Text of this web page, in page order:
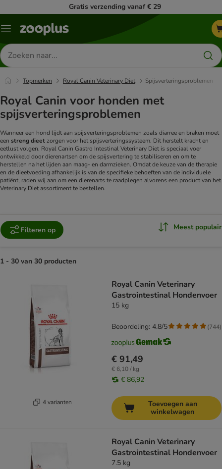
Gratis verzending vanaf € 29
Menu
Zoeken
naar
producten
Topmerken Royal Canin Veterinary Diet Spijsverteringsproblemen
Royal Canin voor honden met
spijsverteringsproblemen
Wanneer een hond lijdt aan spijsverteringsproblemen zoals diarree en braken moet
een streng dieetzorgen voor het spijsverteringssysteem. Dit herstelt kracht en
eetlust volgen. Royal Canin Gastro Intestinal Veterinary Diet is speciaal voer
ontwikkeld door dierenartsen om de spijsvertering te stabiliseren en om te
herstellen na het lijden aan maag- en darmzieken. Omdat de keuze van de therapie
en de dieetvoeding afhankelijk is van de specifieke behoeften van de individuele
patiënt, raden wij aan om een dierenarts te raadplegen alvorens een product van het
Veterinary Diet assortiment te bestellen.
Filteren op Meest populair
1 - 30 van 30 producten
4 varianten
Royal Canin Veterinary
Gastrointestinal Hondenvoer
15 kg
€ 91,49
€ 6,10 / kg
€ 86,92
Beoordeling: 4.8/5 (744)
Toevoegen aan
winkelwagen
Royal Canin Veterinary
Gastrointestinal Hondenvoer
7.5 kg